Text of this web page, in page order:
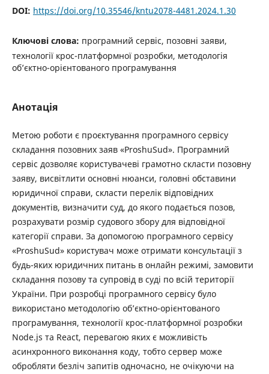
DOI: https://doi.org/10.35546/kntu2078-4481.2024.1.30
Ключові слова: програмний сервіс, позовні заяви,
технології крос-платформної розробки, методологія
об’єктно-орієнтованого програмування
Анотація
Метою роботи є проєктування програмного сервісу
складання позовних заяв «ProshuSud». Програмний
сервіс дозволяє користувачеві грамотно скласти позовну
заяву, висвітлити основні нюанси, головні обставини
юридичної справи, скласти перелік відповідних
документів, визначити суд, до якого подається позов,
розрахувати розмір судового збору для відповідної
категорії справи. За допомогою програмного сервісу
«ProshuSud» користувач може отримати консультації з
будь-яких юридичних питань в онлайн режимі, замовити
складання позову та супровід в суді по всій території
України. При розробці програмного сервісу було
використано методологію об’єктно-орієнтованого
програмування, технології крос-платформної розробки
Node.js та React, перевагою яких є можливість
асинхронного виконання коду, тобто сервер може
обробляти безліч запитів одночасно, не очікуючи на